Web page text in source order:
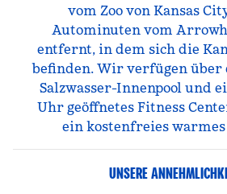
vom Zoo von Kansas
Autominuten vom
entfernt, in dem sich die
befinden. Wir verfügen über
Salzwasser-Innenpool und
Uhr geöffnetes Fitness
ein kostenfreies
UNSERE